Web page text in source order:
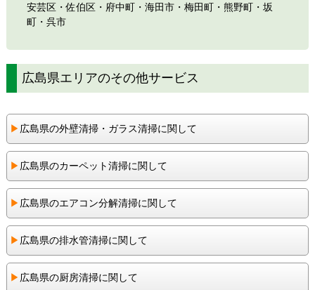
安芸区・佐伯区・府中町・海田市・梅田町・熊野町・坂
町・呉市
広島県エリアのその他サービス
▶︎ 広島県の外壁清掃・ガラス清掃に関して
▶︎ 広島県のカーペット清掃に関して
▶︎ 広島県のエアコン分解清掃に関して
▶︎ 広島県の排水管清掃に関して
▶︎ 広島県の厨房清掃に関して